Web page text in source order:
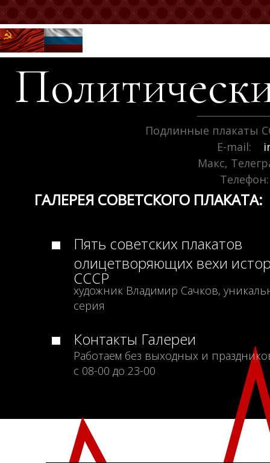
Подлинные плакаты
E-mail:
Макс,
Телефон:
ГАЛЕРЕЯ СОВЕТСКОГО ПЛАКАТА:
Пять советских плакатов
олицетворяющих вехи
СССР
художник Владимир Сачков,
серия
Контакты Галереи
Работаем без выходных и
с 08-00 до 23-00